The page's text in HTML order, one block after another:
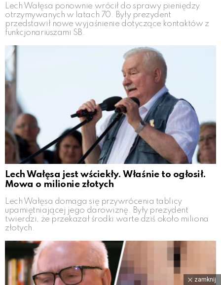
Lech Wałęsa ponownie wrócił do sprawy pieniędzy
otrzymywanych w latach 70. Były prezydent
przedstawił nowe wyjaśnienie dotyczące kontaktów z
funkcjonariuszami SB.
Lech Wałęsa jest wściekły. Właśnie to ogłosił.
Mowa o milionie złotych
Lech Wałęsa domaga się przywrócenia tablicy
upamiętniającej jego darowiznę. Były prezydent
twierdzi, że przekazał środki warte dziś około miliona
złotych.
zamknij